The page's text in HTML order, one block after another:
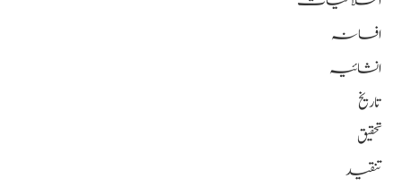
افسانہ
انشائیہ
تاریخ
تحقیق
تنقید